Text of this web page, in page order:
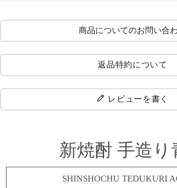
商品についてのお問い合
返品特約について
レビューを書く
新焼酎 手造り
SHINSHOCHU TEDUKURI